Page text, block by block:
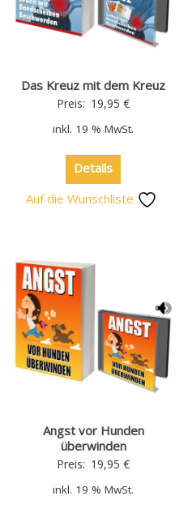
Das Kreuz mit dem Kreuz
Preis: 19,95€
inkl. 19 % MwSt.
Details
Auf die Wunschliste
Angst vor Hunden
überwinden
Preis: 19,95€
inkl. 19 % MwSt.